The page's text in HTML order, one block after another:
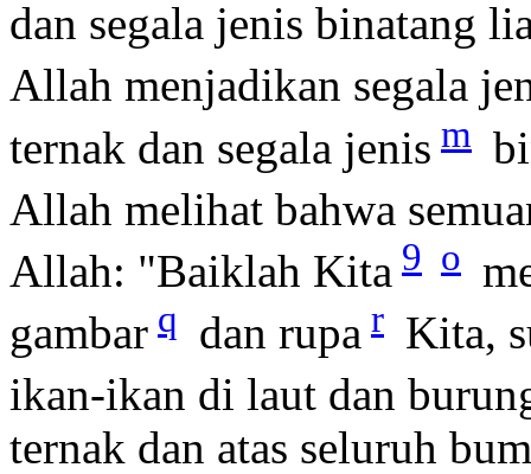
dan segala jenis binatang
Allah menjadikan segala
ternak dan segala jenis m
Allah melihat bahwa
Allah: "Baiklah Kita 9 o
gambar q dan rupa r Kita,
ikan-ikan di laut dan
ternak dan atas seluruh